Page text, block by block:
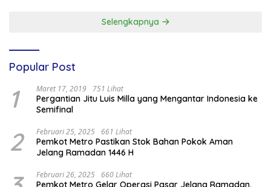
Selengkapnya
Popular Post
1 Maret 17, 2019 751 Lihat
Pergantian Jitu Luis Milla yang Mengantar Indonesia ke
Semifinal
2 Februari 25, 2025 661 Lihat
Pemkot Metro Pastikan Stok Bahan Pokok Aman
Jelang Ramadan 1446 H
Februari 26, 2025 660 Lihat
Pemkot Metro Gelar Operasi Pasar Jelang Ramadan,